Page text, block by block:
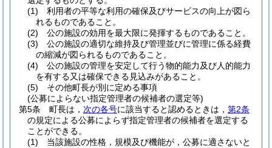
(1)
利用者の平等な利用の確保及びサービスの向上が図ら
れるものであること。
(2)
公の施設の効用を最大限に発揮するものであること。
(3)
公の施設の適切な維持及び管理並びに管理に係る経費
の縮減が図られるものであること。
(4)
公の施設の管理を安定して行う物的能力及び人的能力
を有する又は確保できる見込みがあること。
(5)
その他町長が別に定める事項
(公募によらない指定管理者の候補者の選定等)
第5条
町長は， 次の各号に該当すると認めるときは， 第2条
の規定による公募によらず指定管理者の候補者を選定する
ことができる。
(1)
当該施設の性格，規模及び機能が，公募に適さないと